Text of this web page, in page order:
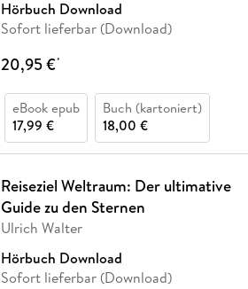
Hörbuch Download
Sofort lieferbar (Download)
20,95 €*
eBook epub
17,99 €
Buch (kartoniert)
18,00 €
Reiseziel Weltraum: Der ultimative
Guide zu den Sternen
Ulrich Walter
Hörbuch Download
Sofort lieferbar (Download)